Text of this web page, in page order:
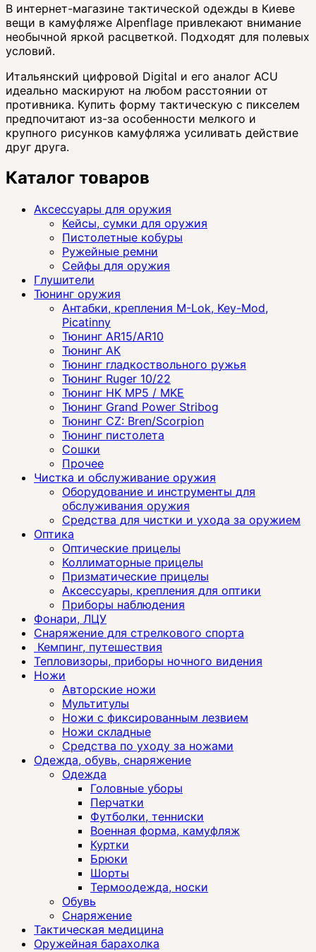
В интернет-магазине тактической одежды в Киеве
вещи в камуфляже Alpenflage привлекают внимание
необычной яркой расцветкой. Подходят для полевых
условий.
Итальянский цифровой Digital и его аналог ACU
идеально маскируют на любом расстоянии от
противника. Купить форму тактическую с пикселем
предпочитают из-за особенности мелкого и
крупного рисунков камуфляжа усиливать действие
друг друга.
Каталог товаров
Аксессуары для оружия
Кейсы, сумки для оружия
Пистолетные кобуры
Ружейные ремни
Сейфы для оружия
Глушители
Тюнинг оружия
Антабки, крепления M-Lok, Key-Mod,
Picatinny
Тюнинг AR15/AR10
Тюнинг АК
Тюнинг гладкоствольного ружья
Тюнинг Ruger 10/22
Тюнинг HK MP5 / MKE
Тюнинг Grand Power Stribog
Тюнинг CZ: Bren/Scorpion
Тюнинг пистолета
Сошки
Прочее
Чистка и обслуживание оружия
Оборудование и инструменты для
обслуживания оружия
Средства для чистки и ухода за оружием
Оптика
Оптические прицелы
Коллиматорные прицелы
Призматические прицелы
Аксессуары, крепления для оптики
Приборы наблюдения
Фонари, ЛЦУ
Снаряжение для стрелкового спорта
Кемпинг, путешествия
Тепловизоры, приборы ночного видения
Ножи
Авторские ножи
Мультитулы
Ножи с фиксированным лезвием
Ножи складные
Средства по уходу за ножами
Одежда, обувь, снаряжение
Одежда
Головные уборы
Перчатки
Футболки, тенниски
Военная форма, камуфляж
Куртки
Брюки
Шорты
Термоодежда, носки
Обувь
Снаряжение
Тактическая медицина
Оружейная барахолка